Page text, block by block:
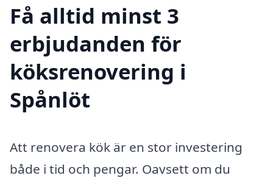
Få alltid minst 3
erbjudanden för
köksrenovering i
Spånlöt
Att renovera kök är en stor investering
både i tid och pengar. Oavsett om du